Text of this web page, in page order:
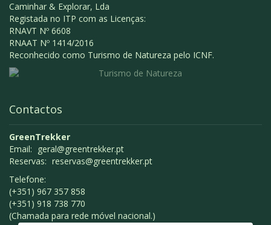
Caminhar & Explorar, Lda
Registada no ITP com as Licenças:
RNAVT Nº 6608
RNAAT Nº 1414/2016
Reconhecido como Turismo de Natureza pelo ICNF.
Contactos
GreenTrekker
Email: geral@greentrekker.pt
Reservas: reservas@greentrekker.pt
Telefone:
(+351) 967 357 858
(+351) 918 738 770
(Chamada para rede móvel nacional.)